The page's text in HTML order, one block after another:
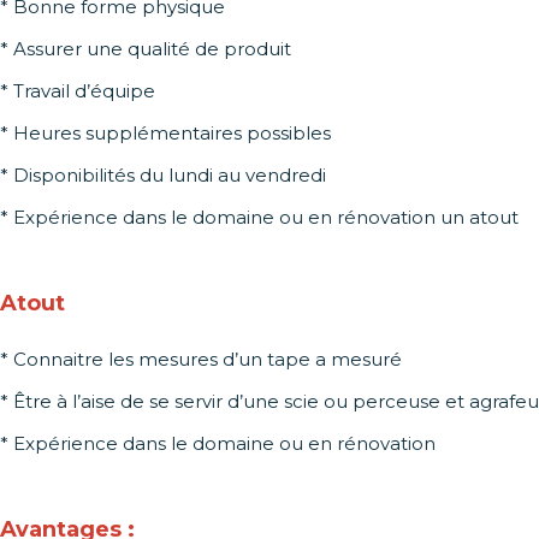
* Bonne forme physique
* Assurer une qualité de produit
* Travail d’équipe
* Heures supplémentaires possibles
* Disponibilités du lundi au vendredi
* Expérience dans le domaine ou en rénovation un atout
Atout
* Connaitre les mesures d’un tape a mesuré
* Être à l’aise de se servir d’une scie ou perceuse et
* Expérience dans le domaine ou en rénovation
Avantages :